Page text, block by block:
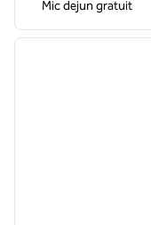
Mic dejun gratuit
1 din 12